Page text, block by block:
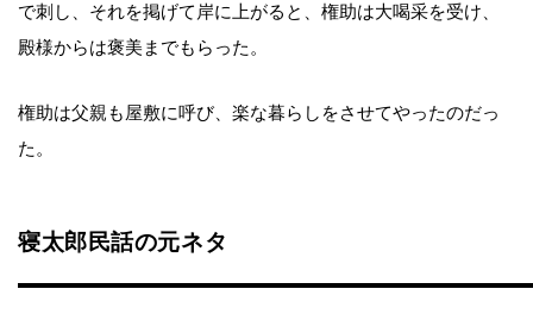
で刺し、それを掲げて岸に上がると、権助は大喝采を受け、
殿様からは褒美までもらった。
権助は父親も屋敷に呼び、楽な暮らしをさせてやったのだっ
た。
寝太郎民話の元ネタ